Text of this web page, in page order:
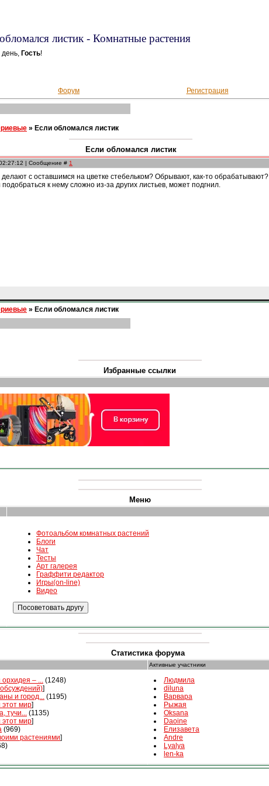
листик - Комнатные растения
Гость!
Форум Регистрация
» Если обломался листик
Если обломался листик
| Сообщение # 1
делают с оставшимся на цветке стебельком? Обрывают, как-то обрабатывают?
к нему сложно из-за других листьев, может подгнил.
» Если обломался листик
Избранные ссылки
Меню
Фотоальбом комнатных растений
Блоги
Чат
Тесты
Арт галерея
Граффити редактор
Игры(on-line)
Видео
Статистика форума
Активные участники
– ... (1248)
]
и город... (1195)
этот мир]
тучи... (1135)
этот мир]
(969)
растениями]
Людмила
diluna
Варвара
Рыжая
Oksana
Daoine
Елизавета
Andre
Lyalya
len-ka